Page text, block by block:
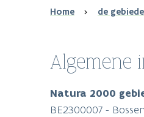
Home de
Algemene
Natura 2000
BE2300007 -